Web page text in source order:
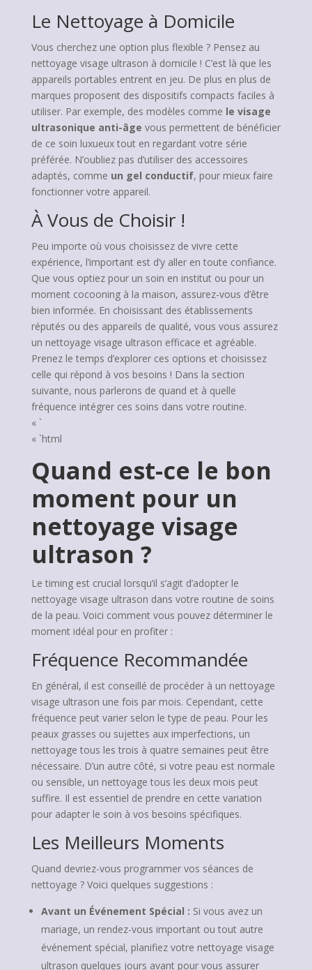
Le Nettoyage à Domicile
Vous cherchez une option plus flexible ? Pensez au
nettoyage visage ultrason à domicile ! C’est là que les
appareils portables entrent en jeu. De plus en plus de
marques proposent des dispositifs compacts faciles à
utiliser. Par exemple, des modèles comme le visage
ultrasonique anti-âge vous permettent de bénéficier
de ce soin luxueux tout en regardant votre série
préférée. N’oubliez pas d’utiliser des accessoires
adaptés, comme un gel conductif, pour mieux faire
fonctionner votre appareil.
À Vous de Choisir !
Peu importe où vous choisissez de vivre cette
expérience, l’important est d’y aller en toute confiance.
Que vous optiez pour un soin en institut ou pour un
moment cocooning à la maison, assurez-vous d’être
bien informée. En choisissant des établissements
réputés ou des appareils de qualité, vous vous assurez
un nettoyage visage ultrason efficace et agréable.
Prenez le temps d’explorer ces options et choisissez
celle qui répond à vos besoins ! Dans la section
suivante, nous parlerons de quand et à quelle
fréquence intégrer ces soins dans votre routine.
« `
« `html
Quand est-ce le bon
moment pour un
nettoyage visage
ultrason ?
Le timing est crucial lorsqu’il s’agit d’adopter le
nettoyage visage ultrason dans votre routine de soins
de la peau. Voici comment vous pouvez déterminer le
moment idéal pour en profiter :
Fréquence Recommandée
En général, il est conseillé de procéder à un nettoyage
visage ultrason une fois par mois. Cependant, cette
fréquence peut varier selon le type de peau. Pour les
peaux grasses ou sujettes aux imperfections, un
nettoyage tous les trois à quatre semaines peut être
nécessaire. D’un autre côté, si votre peau est normale
ou sensible, un nettoyage tous les deux mois peut
suffire. Il est essentiel de prendre en cette variation
pour adapter le soin à vos besoins spécifiques.
Les Meilleurs Moments
Quand devriez-vous programmer vos séances de
nettoyage ? Voici quelques suggestions :
Avant un Événement Spécial : Si vous avez un
mariage, un rendez-vous important ou tout autre
événement spécial, planifiez votre nettoyage visage
ultrason quelques jours avant pour vous assurer